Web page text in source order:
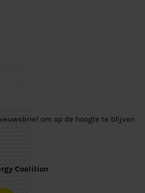
om op de hoogte te blijven
Coalition